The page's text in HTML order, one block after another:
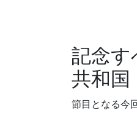
記念す
共和国
節目となる今